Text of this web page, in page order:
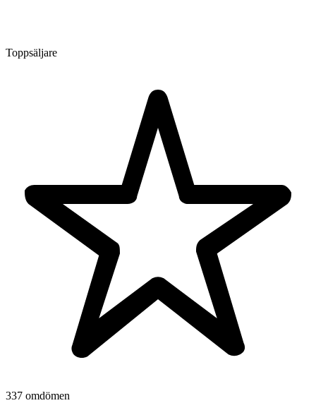
Toppsäljare
337 omdömen